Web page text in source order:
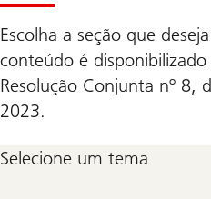
Escolha a seção que
conteúdo é
Resolução Conjunta nº 8,
2023.
Selecione um tema